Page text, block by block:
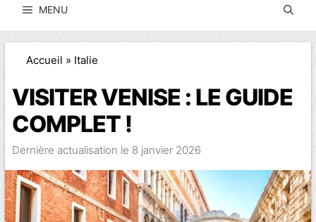
MENU
Accueil » Italie
VISITER VENISE : LE GUIDE
COMPLET !
8 janvier 2026